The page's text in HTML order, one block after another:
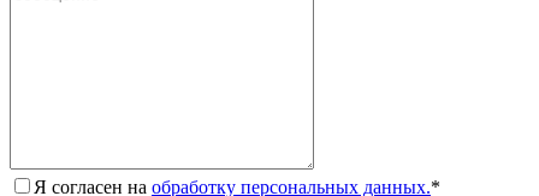
Я согласен на обработку персональных данных.*